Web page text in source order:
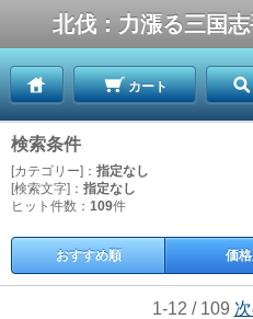
北伐：力漲る三国
カート
検索条件
[カテゴリー]： 指定なし
[検索文字]： 指定なし
ヒット件数： 109件
おすすめ順 価
1-12 / 109